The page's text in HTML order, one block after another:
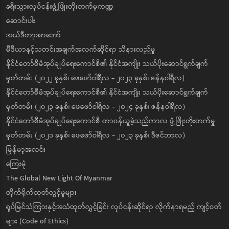
ခရီးသွားလုပ်ငန်းဖွံ့ဖြိုးတိုးတက်မှုကဏ္ဍ
ဆောင်းပါး
အယ်ဒီတာ့အာဘော်
မီဒီယာနှင့်သတင်းအချက်အလက်ဆိုင်ရာ သိနားလည်မှု
နိုင်ငံတော်စီမံအုပ်ချုပ်ရေးကောင်စီ၏ နိုင်ငံအကျိုး သယ်ပိုးဆောင်ရွက်ချက်
မှတ်တမ်း (၂၀၂၂ ခုနှစ်၊ ဖေဖော်ဝါရီလ - ၂၀၂၃ ခုနှစ်၊ ဇန်နဝါရီလ)
နိုင်ငံတော်စီမံအုပ်ချုပ်ရေးကောင်စီ၏ နိုင်ငံအကျိုး သယ်ပိုးဆောင်ရွက်ချက်
မှတ်တမ်း (၂၀၂၃ ခုနှစ်၊ ဖေဖော်ဝါရီလ - ၂၀၂၄ ခုနှစ်၊ ဇန်နဝါရီလ)
နိုင်ငံတော်စီမံအုပ်ချုပ်ရေးကောင်စီ တာဝန်ယူခဲ့သည့်ကာလ ဖွံ့ဖြိုးတိုးတက်မှု
မှတ်တမ်း (၂၀၂၁ ခုနှစ်၊ ဖေဖော်ဝါရီလ - ၂၀၂၃ ခုနှစ်၊ ဒီဇင်ဘာလ)
မြန်မာ့အလင်း
ကြေးမုံ
The Global New Light Of Myanmar
တိုက်ရိုက်ထုတ်လွှင့်မှုများ
ရုပ်မြင်သံကြားနှင့်အသံထုတ်လွှင့်ခြင်း လုပ်ငန်းဆိုင်ရာ လိုက်နာရမည့် ကျင့်ဝတ်
များ (Code of Ethics)